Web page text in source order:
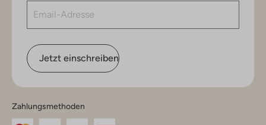
Jetzt einschreiben
Zahlungsmethoden